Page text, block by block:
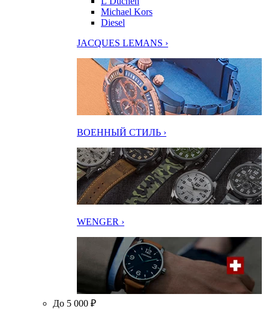
Michael Kors
Diesel
JACQUES LEMANS ›
ВОЕННЫЙ СТИЛЬ ›
WENGER ›
До 5 000 ₽